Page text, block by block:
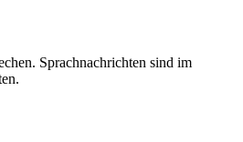
Sprachnachrichten sind im